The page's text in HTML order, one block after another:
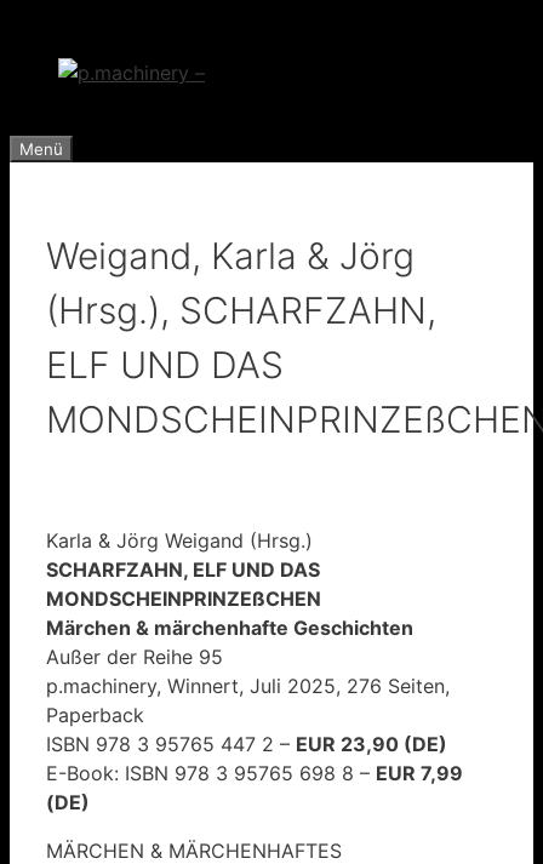
springen
Menü
Weigand, Karla & Jörg
(Hrsg.), SCHARFZAHN,
ELF UND DAS
Karla & Jörg Weigand (Hrsg.)
SCHARFZAHN, ELF UND DAS
MONDSCHEINPRINZEßCHEN
Märchen & märchenhafte Geschichten
Außer der Reihe 95
p.machinery, Winnert, Juli 2025, 276 Seiten,
Paperback
ISBN 978 3 95765 447 2 – EUR 23,90 (DE)
E-Book: ISBN 978 3 95765 698 8 – EUR 7,99
(DE)
MÄRCHEN & MÄRCHENHAFTES